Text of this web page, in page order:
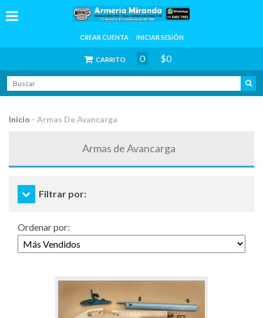
CREAR CUENTA INICIAR SESIÓN
CARRITO 0 $0
Inicio - Armas De Avancarga
Armas de Avancarga
Filtrar por:
Ordenar por: